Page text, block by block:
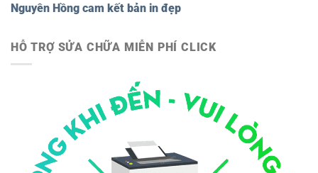
Nguyên Hồng cam kết bản in đẹp
HỖ TRỢ SỬA CHỮA MIỄN PHÍ CLICK